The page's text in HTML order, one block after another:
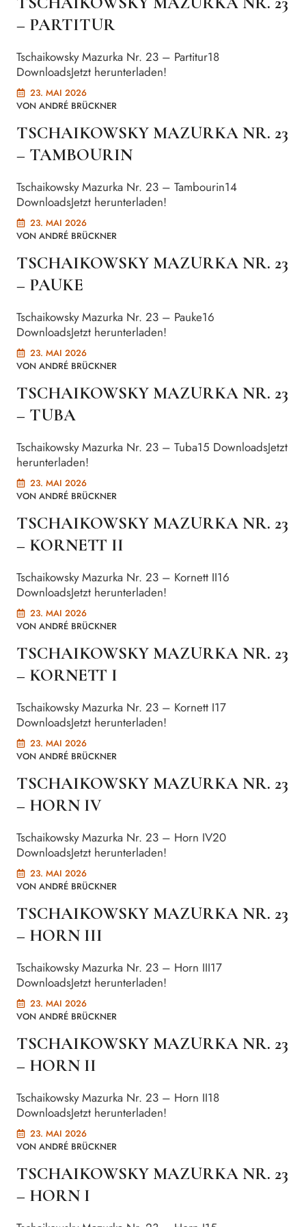
– PARTITUR
Tschaikowsky Mazurka Nr. 23 – Partitur18
DownloadsJetzt herunterladen!
23. MAI 2026
VON ANDRÉ BRÜCKNER
TSCHAIKOWSKY MAZURKA NR. 23
– TAMBOURIN
Tschaikowsky Mazurka Nr. 23 – Tambourin14
DownloadsJetzt herunterladen!
23. MAI 2026
VON ANDRÉ BRÜCKNER
TSCHAIKOWSKY MAZURKA NR. 23
– PAUKE
Tschaikowsky Mazurka Nr. 23 – Pauke16
DownloadsJetzt herunterladen!
23. MAI 2026
VON ANDRÉ BRÜCKNER
TSCHAIKOWSKY MAZURKA NR. 23
– TUBA
Tschaikowsky Mazurka Nr. 23 – Tuba15 DownloadsJetzt
herunterladen!
23. MAI 2026
VON ANDRÉ BRÜCKNER
TSCHAIKOWSKY MAZURKA NR. 23
– KORNETT II
Tschaikowsky Mazurka Nr. 23 – Kornett II16
DownloadsJetzt herunterladen!
23. MAI 2026
VON ANDRÉ BRÜCKNER
TSCHAIKOWSKY MAZURKA NR. 23
– KORNETT I
Tschaikowsky Mazurka Nr. 23 – Kornett I17
DownloadsJetzt herunterladen!
23. MAI 2026
VON ANDRÉ BRÜCKNER
TSCHAIKOWSKY MAZURKA NR. 23
– HORN IV
Tschaikowsky Mazurka Nr. 23 – Horn IV20
DownloadsJetzt herunterladen!
23. MAI 2026
VON ANDRÉ BRÜCKNER
TSCHAIKOWSKY MAZURKA NR. 23
– HORN III
Tschaikowsky Mazurka Nr. 23 – Horn III17
DownloadsJetzt herunterladen!
23. MAI 2026
VON ANDRÉ BRÜCKNER
TSCHAIKOWSKY MAZURKA NR. 23
– HORN II
Tschaikowsky Mazurka Nr. 23 – Horn II18
DownloadsJetzt herunterladen!
23. MAI 2026
VON ANDRÉ BRÜCKNER
TSCHAIKOWSKY MAZURKA NR. 23
– HORN I